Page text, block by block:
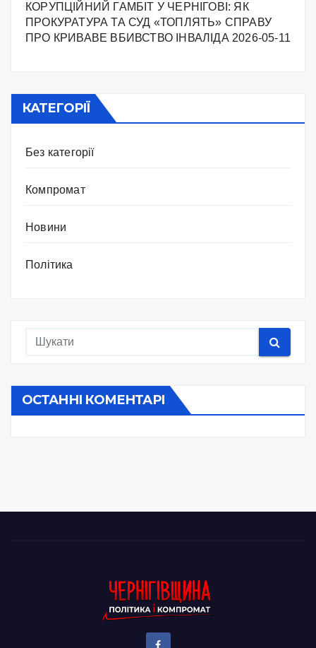
КОРУПЦІЙНИЙ ГАМБІТ У ЧЕРНІГОВІ: ЯК
ПРОКУРАТУРА ТА СУД «ТОПЛЯТЬ» СПРАВУ
ПРО КРИВАВЕ ВБИВСТВО ІНВАЛІДА 2026-05-11
КАТЕГОРІЇ
Без категорії
Компромат
Новини
Політика
ОСТАННІ КОМЕНТАРІ